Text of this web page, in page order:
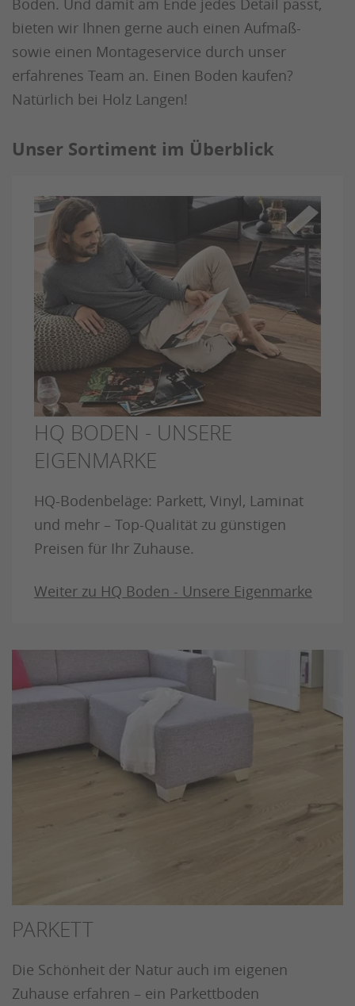
Boden. Und damit am Ende jedes Detail passt,
bieten wir Ihnen gerne auch einen Aufmaß-
sowie einen Montageservice durch unser
erfahrenes Team an. Einen Boden kaufen?
Natürlich bei Holz Langen!
Unser Sortiment im Überblick
HQ BODEN - UNSERE
EIGENMARKE
HQ-Bodenbeläge: Parkett, Vinyl, Laminat
und mehr – Top-Qualität zu günstigen
Preisen für Ihr Zuhause.
Weiter zu HQ Boden - Unsere Eigenmarke
PARKETT
Die Schönheit der Natur auch im eigenen
Zuhause erfahren – ein Parkettboden